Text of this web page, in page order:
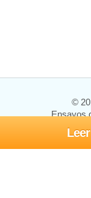
©
Ensayos